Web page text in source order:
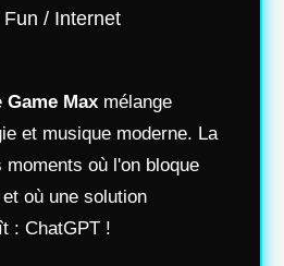
/ Internet
Game Max mélange
et musique moderne. La
où l'on bloque
où une solution
: ChatGPT !